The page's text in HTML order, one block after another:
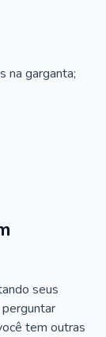
na garganta;
seus
tem outras